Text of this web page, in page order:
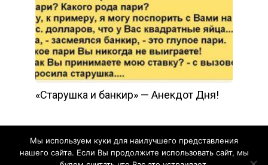
«Старушка и банкир» — Анекдот Дня!
Мы используем куки для наилучшего представления
нашего сайта. Если Вы продолжите использовать сайт, мы